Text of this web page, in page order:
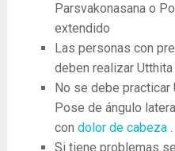
Parsvakonasana o
extendido
Las personas con
deben realizar
No se debe practicar
Pose de ángulo
con dolor de cabeza .
Si tiene problemas